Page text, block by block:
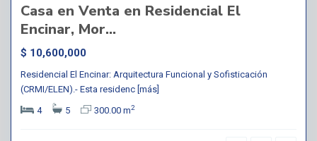
Casa en Venta en Residencial El
Encinar, Mor...
$ 10,600,000
Residencial El Encinar: Arquitectura Funcional y Sofisticación
(CRMI/ELEN).- Esta residenc [más]
4
5 300.00 m2